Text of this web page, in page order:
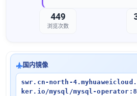
449
浏览次数
国内镜像
swr.cn-north-
ker.io/mysql/mysql-